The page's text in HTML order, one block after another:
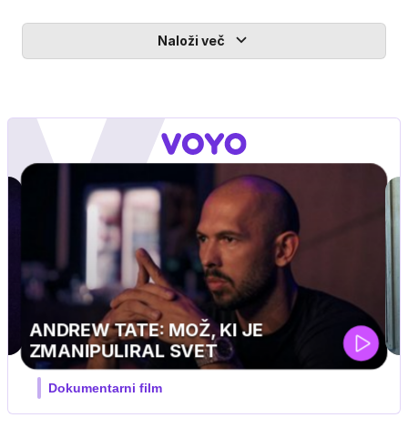
Naloži več
MOJ PRIJATELJ PINGVIN
Film meseca / družinski, pustolovski